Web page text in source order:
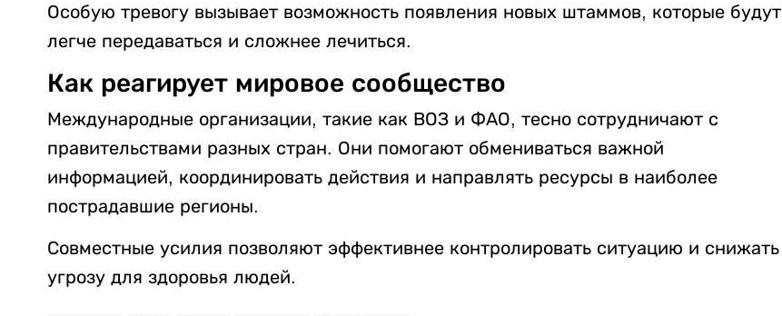
Особую тревогу вызывает возможность появления новых штаммов, которые будут
легче передаваться и сложнее лечиться.
Как реагирует мировое сообщество
Международные организации, такие как ВОЗ и ФАО, тесно сотрудничают с
правительствами разных стран. Они помогают обмениваться важной
информацией, координировать действия и направлять ресурсы в наиболее
пострадавшие регионы.
Совместные усилия позволяют эффективнее контролировать ситуацию и снижать
угрозу для здоровья людей.